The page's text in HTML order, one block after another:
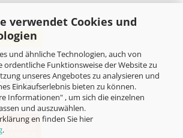
verwendet Cookies und
und ähnliche Technologien, auch von
Funktionsweise der Website zu
unseres Angebotes zu analysieren und
Einkaufserlebnis bieten zu können.
Informationen" , um sich die einzelnen
und auszuwählen.
en finden Sie hier
.